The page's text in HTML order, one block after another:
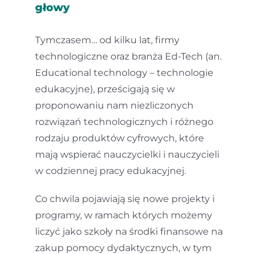
głowy
Tymczasem… od kilku lat, firmy
technologiczne oraz branża Ed-Tech (an.
Educational technology – technologie
edukacyjne), prześcigają się w
proponowaniu nam niezliczonych
rozwiązań technologicznych i różnego
rodzaju produktów cyfrowych, które
mają wspierać nauczycielki i nauczycieli
w codziennej pracy edukacyjnej.
Co chwila pojawiają się nowe projekty i
programy, w ramach których możemy
liczyć jako szkoły na środki finansowe na
zakup pomocy dydaktycznych, w tym